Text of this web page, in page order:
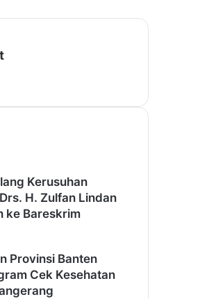
Kerusuhan
H. Zulfan Lindan
ke Bareskrim
Provinsi Banten
Cek Kesehatan